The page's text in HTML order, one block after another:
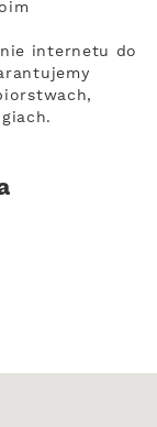
internetu do